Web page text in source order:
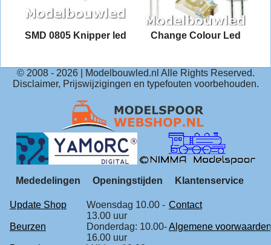
SMD 0805 Knipper led Change Colour Led
© 2008 - 2026| Modelbouwled.nl Alle Rights Reserved.
Disclaimer, Prijswijzigingen en typefouten voorbehouden.
Mededelingen Openingstijden Klantenservice
Update Shop
Woensdag 10.00 -
13.00 uur
Contact
Beurzen
Donderdag: 10.00-
16.00 uur
Algemene voorwaarden